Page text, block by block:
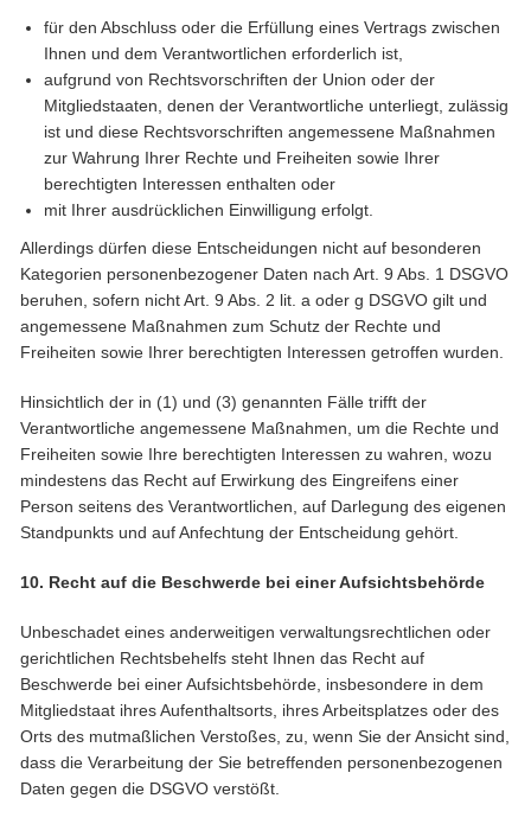
für den Abschluss oder die Erfüllung eines Vertrags zwischen
Ihnen und dem Verantwortlichen erforderlich ist,
aufgrund von Rechtsvorschriften der Union oder der
Mitgliedstaaten, denen der Verantwortliche unterliegt, zulässig
ist und diese Rechtsvorschriften angemessene Maßnahmen
zur Wahrung Ihrer Rechte und Freiheiten sowie Ihrer
berechtigten Interessen enthalten oder
mit Ihrer ausdrücklichen Einwilligung erfolgt.
Allerdings dürfen diese Entscheidungen nicht auf besonderen
Kategorien personenbezogener Daten nach Art. 9 Abs. 1 DSGVO
beruhen, sofern nicht Art. 9 Abs. 2 lit. a oder g DSGVO gilt und
angemessene Maßnahmen zum Schutz der Rechte und
Freiheiten sowie Ihrer berechtigten Interessen getroffen wurden.
Hinsichtlich der in (1) und (3) genannten Fälle trifft der
Verantwortliche angemessene Maßnahmen, um die Rechte und
Freiheiten sowie Ihre berechtigten Interessen zu wahren, wozu
mindestens das Recht auf Erwirkung des Eingreifens einer
Person seitens des Verantwortlichen, auf Darlegung des eigenen
Standpunkts und auf Anfechtung der Entscheidung gehört.
10. Recht auf die Beschwerde bei einer Aufsichtsbehörde
Unbeschadet eines anderweitigen verwaltungsrechtlichen oder
gerichtlichen Rechtsbehelfs steht Ihnen das Recht auf
Beschwerde bei einer Aufsichtsbehörde, insbesondere in dem
Mitgliedstaat ihres Aufenthaltsorts, ihres Arbeitsplatzes oder des
Orts des mutmaßlichen Verstoßes, zu, wenn Sie der Ansicht sind,
dass die Verarbeitung der Sie betreffenden personenbezogenen
Daten gegen die DSGVO verstößt.